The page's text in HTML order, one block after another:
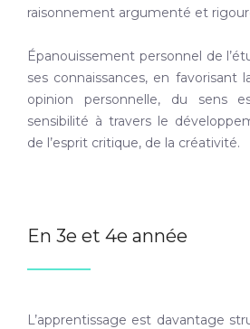
raisonnement argumenté et
Épanouissement personnel de
ses connaissances, en favorisant
opinion personnelle, du sens
sensibilité à travers le
de l’esprit critique, de la créativité.
En 3e et 4e année
L’apprentissage est davantage